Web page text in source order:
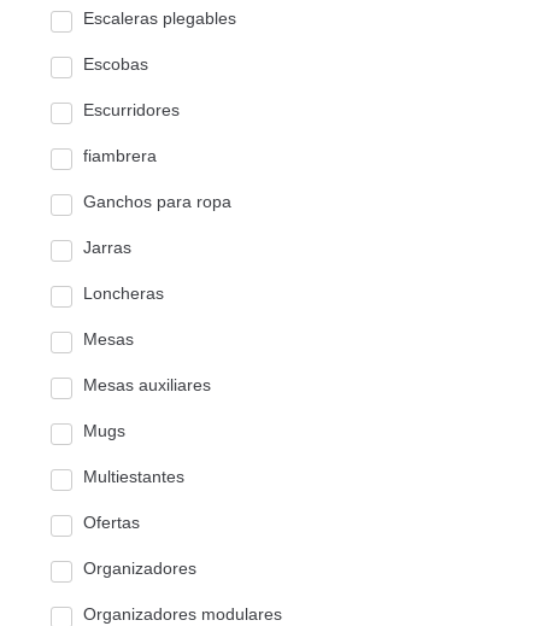
Escaleras plegables
Escobas
Escurridores
fiambrera
Ganchos para ropa
Jarras
Loncheras
Mesas
Mesas auxiliares
Mugs
Multiestantes
Ofertas
Organizadores
Organizadores modulares